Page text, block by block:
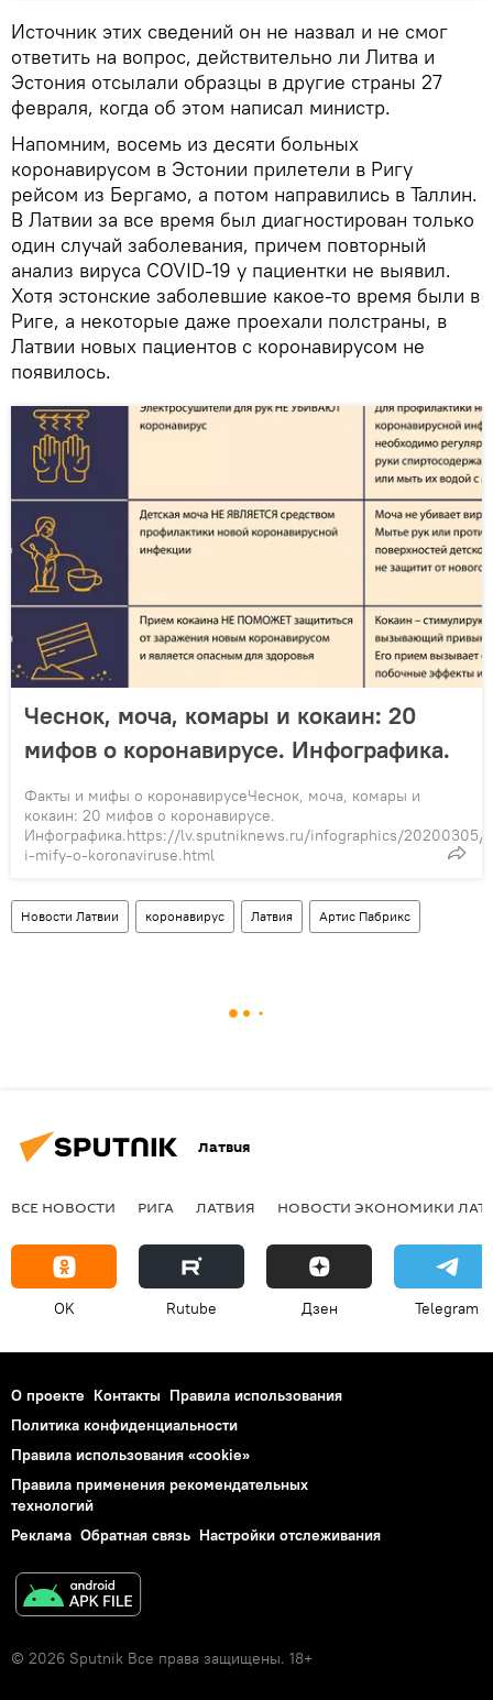
Источник этих сведений он не назвал и не смог
ответить на вопрос, действительно ли Литва и
Эстония отсылали образцы в другие страны 27
февраля, когда об этом написал министр.
Напомним, восемь из десяти больных
коронавирусом в Эстонии прилетели в Ригу
рейсом из Бергамо, а потом направились в Таллин.
В Латвии за все время был диагностирован только
один случай заболевания, причем повторный
анализ вируса COVID-19 у пациентки не выявил.
Хотя эстонские заболевшие какое-то время были в
Риге, а некоторые даже проехали полстраны, в
Латвии новых пациентов с коронавирусом не
появилось.
Чеснок, моча, комары и кокаин: 20
мифов о коронавирусе. Инфографика.
Факты и мифы о коронавирусеЧеснок, моча, комары и
кокаин: 20 мифов о коронавирусе.
Инфографика.https://lv.sputniknews.ru/infographics/20200305/
i-mify-o-koronaviruse.html
Новости Латвии коронавирус Латвия Артис Пабрикс
Латвия
ВСЕ НОВОСТИ РИГА ЛАТВИЯ НОВОСТИ ЭКОНОМИКИ
OK Rutube Дзен Telegram
О проекте Контакты Правила использования
Политика конфиденциальности
Правила использования «cookie»
Правила применения рекомендательных
технологий
Реклама Обратная связь Настройки отслеживания
© 2026 Sputnik Все права защищены. 18+